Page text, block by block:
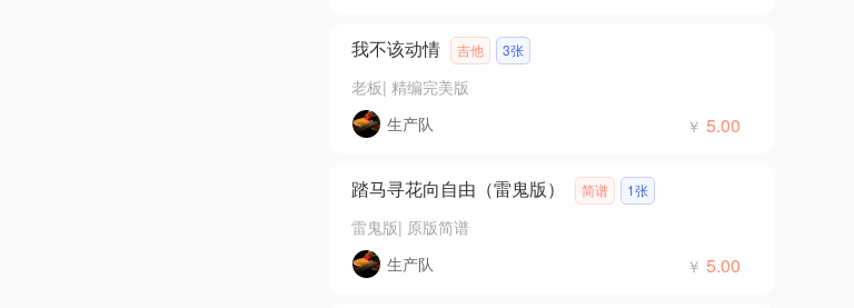
我不该动情 吉他 3张
老板| 精编完美版
生产队
￥ 5.00
踏马寻花向自由（雷鬼版） 简谱 1张
雷鬼版| 原版简谱
生产队
￥ 5.00